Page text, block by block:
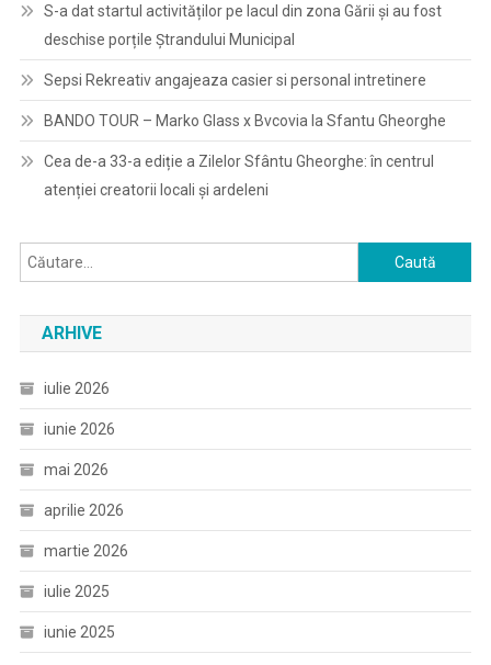
S-a dat startul activităților pe lacul din zona Gării și au fost
deschise porțile Ștrandului Municipal
Sepsi Rekreativ angajeaza casier si personal intretinere
BANDO TOUR – Marko Glass x Bvcovia la Sfantu Gheorghe
Cea de-a 33-a ediție a Zilelor Sfântu Gheorghe: în centrul
atenției creatorii locali și ardeleni
Caută
după:
ARHIVE
iulie 2026
iunie 2026
mai 2026
aprilie 2026
martie 2026
iulie 2025
iunie 2025